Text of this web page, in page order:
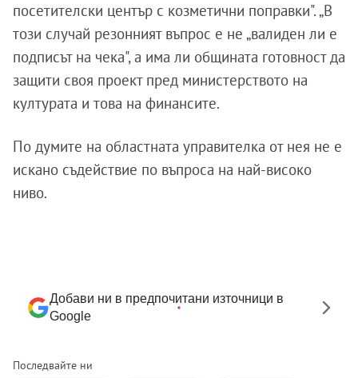
посетителски център с козметични поправки". „В
този случай резонният въпрос е не „валиден ли е
подписът на чека", а има ли общината готовност да
защити своя проект пред министерството на
културата и това на финансите.
По думите на областната управителка от нея не е
искано съдействие по въпроса на най-високо
ниво.
Добави ни в предпочитани източници в
Google
Последвайте ни